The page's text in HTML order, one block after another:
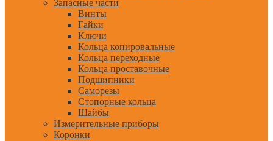
Запасные части
Винты
Гайки
Ключи
Кольца копировальные
Кольца переходные
Кольца проставочные
Подшипники
Саморезы
Стопорные кольца
Шайбы
Измерительные приборы
Коронки